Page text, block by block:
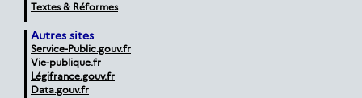
Textes & Réformes
Autres sites
Service-Public.gouv.fr
Vie-publique.fr
Légifrance.gouv.fr
Data.gouv.fr